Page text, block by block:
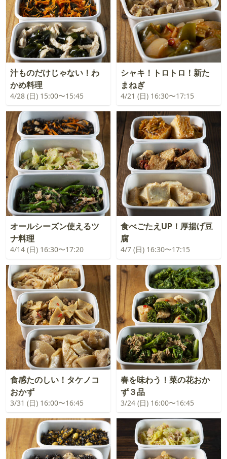
汁ものだけじゃない！わ
かめ料理
4/28 (日) 15:00〜15:45
シャキ！トロトロ！新た
まねぎ
4/21 (日) 16:30〜17:15
オールシーズン使えるツ
ナ料理
4/14 (日) 16:30〜17:20
食べごたえUP！厚揚げ豆
腐
4/7 (日) 16:30〜17:15
食感たのしい！タケノコ
おかず
3/31 (日) 16:00〜16:45
春を味わう！菜の花おか
ず３品
3/24 (日) 16:00〜16:45